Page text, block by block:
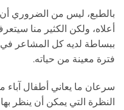
بالطبع، ليس من الضروري
أعلاه، ولكن الكثير منا
ببساطة لديه كل المشاعر
فترة معينة من حياته.
سرعان ما يعاني أطفال آباء
النظرة التي يمكن أن ينظر